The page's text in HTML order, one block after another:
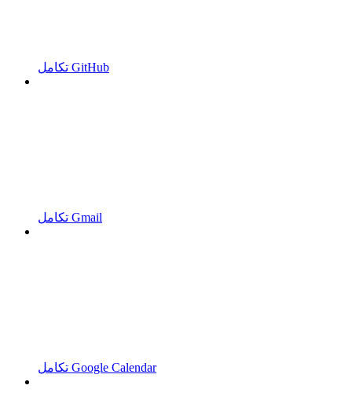
تكامل GitHub
تكامل Gmail
تكامل Google Calendar